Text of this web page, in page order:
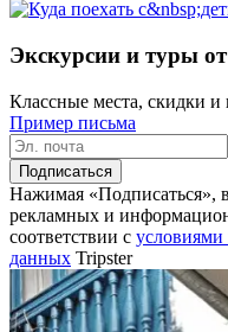
Экскурсии и туры
Классные места, скидки и
Пример письма
Подписаться
Нажимая «Подписаться»,
рекламных и
соответствии c условиями
данных Tripster